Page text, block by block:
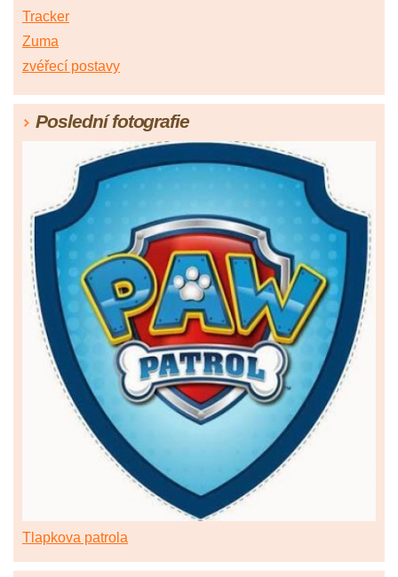
Tracker
Zuma
zvéřecí postavy
Poslední fotografie
Tlapkova patrola